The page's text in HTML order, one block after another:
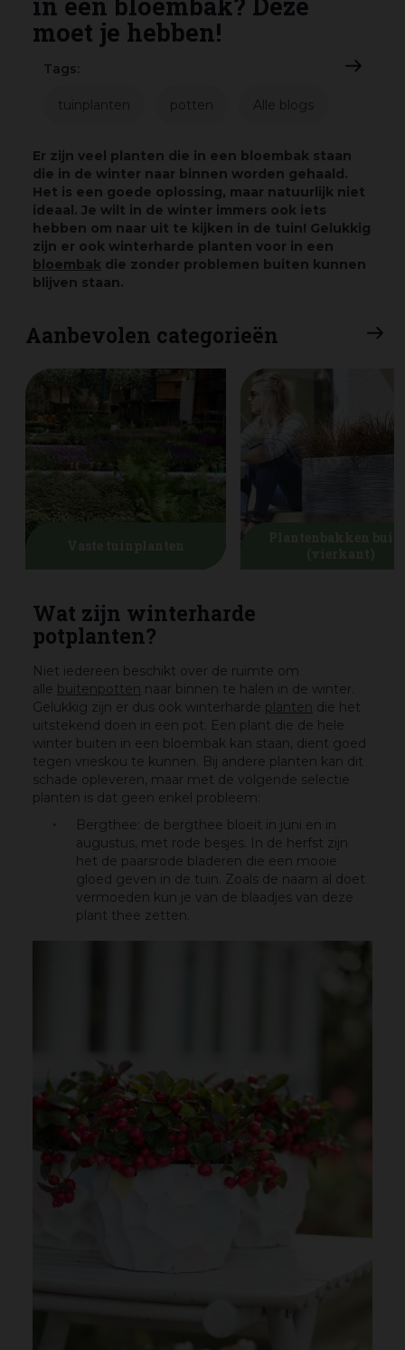
moet je hebben!
Tags:
tuinplanten potten Alle blogs
Er zijn veel planten die in een bloembak staan
die in de winter naar binnen worden gehaald.
Het is een goede oplossing, maar natuurlijk niet
ideaal. Je wilt in de winter immers ook iets
hebben om naar uit te kijken in de tuin! Gelukkig
zijn er ook winterharde planten voor in een
bloembak die zonder problemen buiten kunnen
blijven staan.
Aanbevolen categorieën
Wat zijn winterharde
potplanten?
Niet iedereen beschikt over de ruimte om
alle buitenpotten naar binnen te halen in de winter.
Gelukkig zijn er dus ook winterharde planten die het
uitstekend doen in een pot. Een plant die de hele
winter buiten in een bloembak kan staan, dient goed
tegen vrieskou te kunnen. Bij andere planten kan dit
schade opleveren, maar met de volgende selectie
planten is dat geen enkel probleem:
Bergthee: de bergthee bloeit in juni en in
augustus, met rode besjes. In de herfst zijn
het de paarsrode bladeren die een mooie
gloed geven in de tuin. Zoals de naam al doet
vermoeden kun je van de blaadjes van deze
plant thee zetten.